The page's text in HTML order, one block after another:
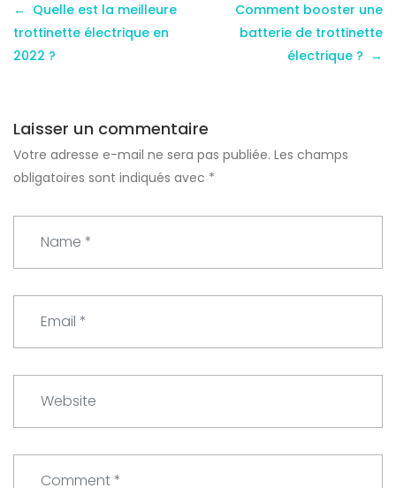
Quelle est la meilleure
trottinette électrique en
2022 ?
Comment booster une
batterie de trottinette
électrique ?
Laisser un commentaire
Votre adresse e-mail ne sera pas publiée. Les champs
obligatoires sont indiqués avec *
m
e
a
i
b
s